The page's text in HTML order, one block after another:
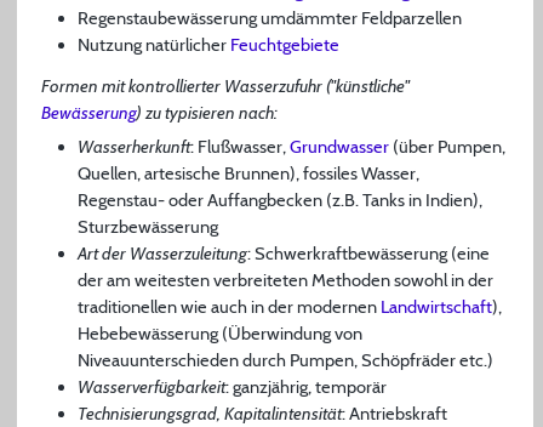
Regenstaubewässerung umdämmter Feldparzellen
Nutzung natürlicher Feuchtgebiete
Formen mit kontrollierter Wasserzufuhr ("künstliche"
Bewässerung) zu typisieren nach:
Wasserherkunft: Flußwasser, Grundwasser (über Pumpen,
Quellen, artesische Brunnen), fossiles Wasser,
Regenstau- oder Auffangbecken (z.B. Tanks in Indien),
Sturzbewässerung
Art der Wasserzuleitung: Schwerkraftbewässerung (eine
der am weitesten verbreiteten Methoden sowohl in der
traditionellen wie auch in der modernen Landwirtschaft),
Hebebewässerung (Überwindung von
Niveauunterschieden durch Pumpen, Schöpfräder etc.)
Wasserverfügbarkeit: ganzjährig, temporär
Technisierungsgrad, Kapitalintensität: Antriebskraft